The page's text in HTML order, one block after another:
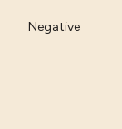
Negative